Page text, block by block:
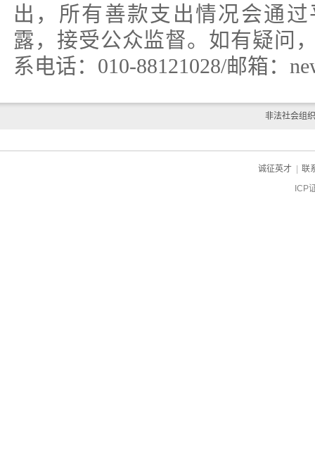
出，所有善款支出情况会通
露，接受公众监督。如有疑问
系电话：010-88121028/邮箱：
非法社会组
诚征英才
联
ICP